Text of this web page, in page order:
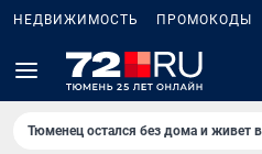
НЕДВИЖИМОСТЬ ПРОМОКОДЫ
Тюменец остался без дома и живет